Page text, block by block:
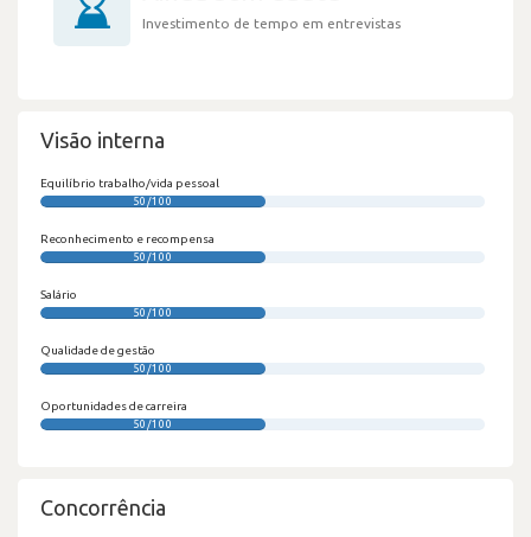
Investimento de tempo em entrevistas
Visão interna
Equilíbrio trabalho/vida pessoal
50/100
Reconhecimento e recompensa
50/100
Salário
50/100
Qualidade de gestão
50/100
Oportunidades de carreira
50/100
Concorrência